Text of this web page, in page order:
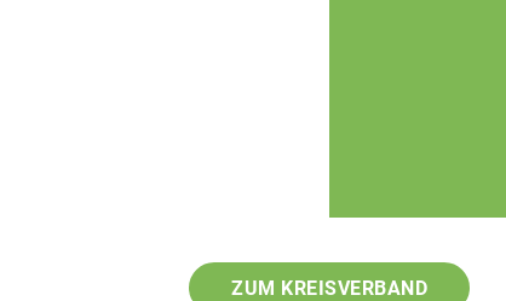
ZUM KREISVERBAND